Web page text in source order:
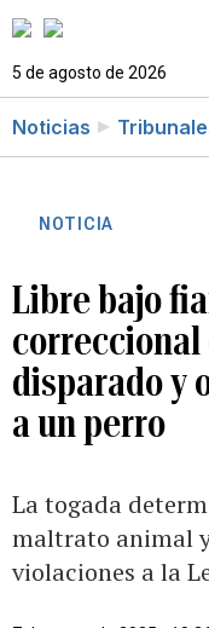
5 de agosto de 2026
Noticias
NOTICIA
Libre bajo
disparado y
a un perro
La togada
maltrato animal
violaciones a la